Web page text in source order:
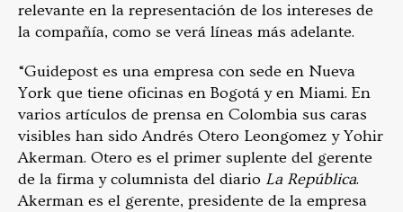
relevante en la representación de los intereses de
la compañía, como se verá líneas más adelante.
“Guidepost es una empresa con sede en Nueva
York que tiene oficinas en Bogotá y en Miami. En
varios artículos de prensa en Colombia sus caras
visibles han sido Andrés Otero Leongomez y Yohir
Akerman. Otero es el primer suplente del gerente
de la firma y columnista del diario La República.
Akerman es el gerente, presidente de la empresa